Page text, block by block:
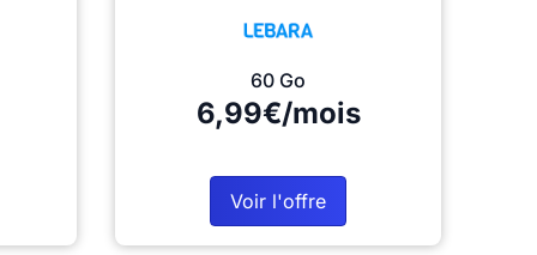
60 Go
6,99€/mois
Voir l'offre